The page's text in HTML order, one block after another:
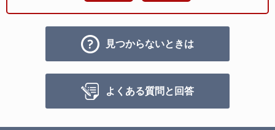
見つからないときは
よくある質問と回答